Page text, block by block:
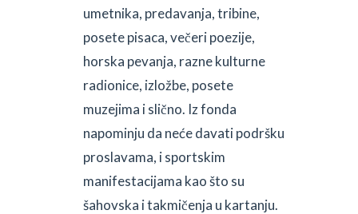
umetnika, predavanja, tribine,
posete pisaca, večeri poezije,
horska pevanja, razne kulturne
radionice, izložbe, posete
muzejima i slično. Iz fonda
napominju da neće davati podršku
proslavama, i sportskim
manifestacijama kao što su
šahovska i takmičenja u kartanju.